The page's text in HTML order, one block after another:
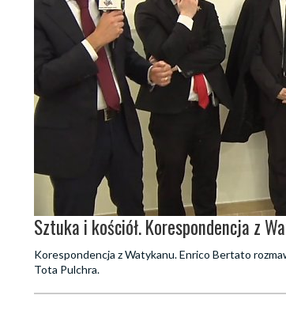
Sztuka i kościół. Korespondencja z
Korespondencja z Watykanu. Enrico Bertato
Tota Pulchra.